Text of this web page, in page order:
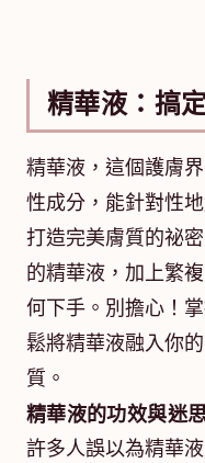
精華液：搞
精華液，這個護膚
性成分，能針對性
打造完美膚質的祕
的精華液，加上繁
何下手。別擔心！
鬆將精華液融入你
質。
精華液的功效與迷
許多人誤以為精華